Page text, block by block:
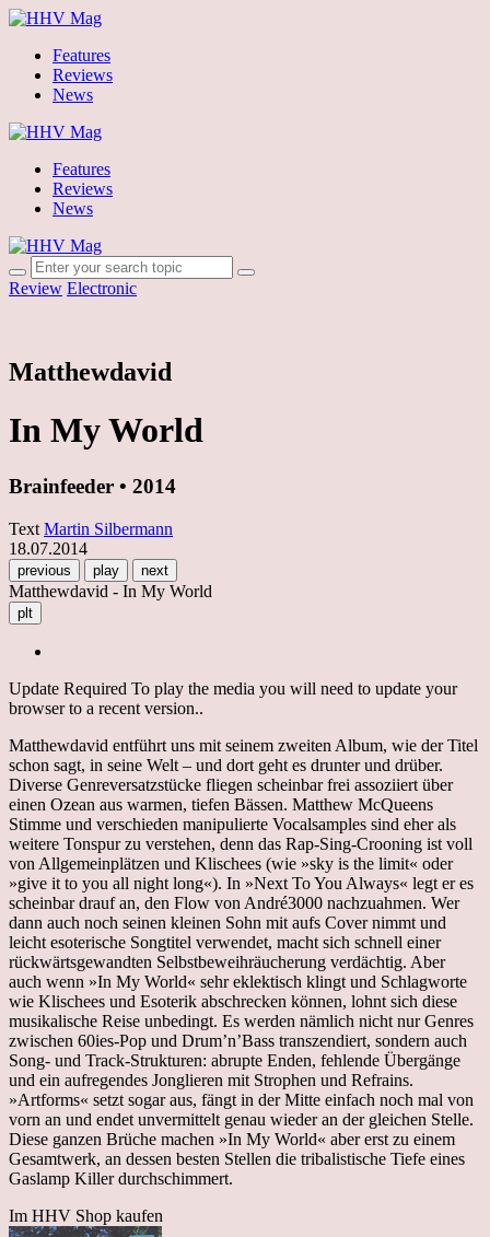
Features
Reviews
News
Features
Reviews
News
Review Electronic
Matthewdavid
In My World
Brainfeeder • 2014
Text Martin Silbermann
18.07.2014
previous play next
Matthewdavid - In My World
plt
Update Required To play the media you will need to update your
browser to a recent version..
Matthewdavid entführt uns mit seinem zweiten Album, wie der Titel
schon sagt, in seine Welt – und dort geht es drunter und drüber.
Diverse Genreversatzstücke fliegen scheinbar frei assoziiert über
einen Ozean aus warmen, tiefen Bässen. Matthew McQueens
Stimme und verschieden manipulierte Vocalsamples sind eher als
weitere Tonspur zu verstehen, denn das Rap-Sing-Crooning ist voll
von Allgemeinplätzen und Klischees (wie »sky is the limit« oder
»give it to you all night long«). In »Next To You Always« legt er es
scheinbar drauf an, den Flow von André3000 nachzuahmen. Wer
dann auch noch seinen kleinen Sohn mit aufs Cover nimmt und
leicht esoterische Songtitel verwendet, macht sich schnell einer
rückwärtsgewandten Selbstbeweihräucherung verdächtig. Aber
auch wenn »In My World« sehr eklektisch klingt und Schlagworte
wie Klischees und Esoterik abschrecken können, lohnt sich diese
musikalische Reise unbedingt. Es werden nämlich nicht nur Genres
zwischen 60ies-Pop und Drum’n’Bass transzendiert, sondern auch
Song- und Track-Strukturen: abrupte Enden, fehlende Übergänge
und ein aufregendes Jonglieren mit Strophen und Refrains.
»Artforms« setzt sogar aus, fängt in der Mitte einfach noch mal von
vorn an und endet unvermittelt genau wieder an der gleichen Stelle.
Diese ganzen Brüche machen »In My World« aber erst zu einem
Gesamtwerk, an dessen besten Stellen die tribalistische Tiefe eines
Gaslamp Killer durchschimmert.
Im HHV Shop kaufen